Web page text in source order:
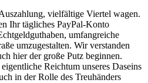
vielfältige Viertel wagen.
Ihr tägliches PayPal-Konto
umfangreiche
umzugestalten. Wir verstanden
hier der große Putz beginnen.
Reichtum unseres Daseins
in der Rolle des Treuhänders